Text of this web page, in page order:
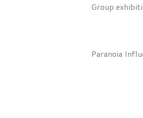
Group
Paranoia